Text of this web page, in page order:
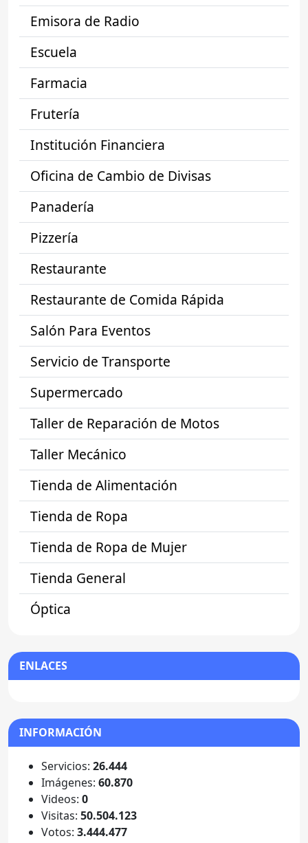
Emisora de Radio
Escuela
Farmacia
Frutería
Institución Financiera
Oficina de Cambio de Divisas
Panadería
Pizzería
Restaurante
Restaurante de Comida Rápida
Salón Para Eventos
Servicio de Transporte
Supermercado
Taller de Reparación de Motos
Taller Mecánico
Tienda de Alimentación
Tienda de Ropa
Tienda de Ropa de Mujer
Tienda General
Óptica
ENLACES
INFORMACIÓN
Servicios: 26.444
Imágenes: 60.870
Videos: 0
Visitas: 50.504.123
Votos: 3.444.477